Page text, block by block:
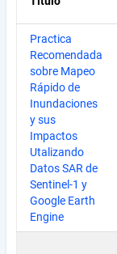
Practica
Recomendada
sobre Mapeo
Rápido de
Inundaciones
y sus
Impactos
Utalizando
Datos SAR de
Sentinel-1 y
Google Earth
Engine